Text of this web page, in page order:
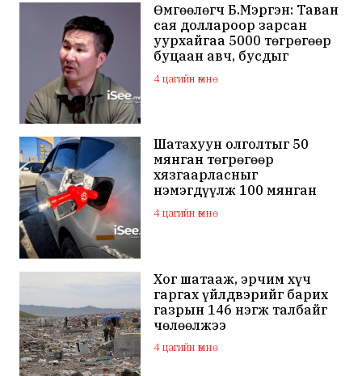
Өмгөөлөгч Б.Мэргэн: Таван
сая доллароор зарсан
уурхайгаа 5000 төгрөгөөр
буцаан авч, бусдыг
залилсан Ө.Ганзоригийн
өмгөөлөгч ёс зүйгүйгээр
4 цагийн өмнө
Шатахуун олголтыг 50
мянган төгрөгөөр
хязгаарласныг
нэмэгдүүлж 100 мянган
төгрөгт хүргэхээр судалж
байна
4 цагийн өмнө
Хог шатааж, эрчим хүч
гаргах үйлдвэрийг барих
газрын 146 нэгж талбайг
чөлөөлжээ
4 цагийн өмнө